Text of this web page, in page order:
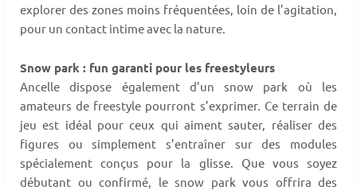
explorer des zones moins fréquentées, loin de l’agitation,
pour un contact intime avec la nature.
Snow park : fun garanti pour les freestyleurs
Ancelle dispose également d’un snow park où les
amateurs de freestyle pourront s’exprimer. Ce terrain de
jeu est idéal pour ceux qui aiment sauter, réaliser des
figures ou simplement s’entraîner sur des modules
spécialement conçus pour la glisse. Que vous soyez
débutant ou confirmé, le snow park vous offrira des